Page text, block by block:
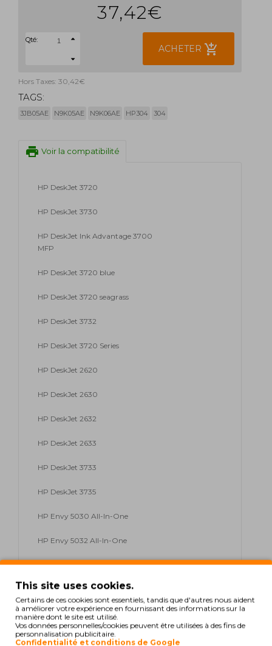
37,42€
Qté:
ACHETER add_shopping_cart
Hors Taxes: 30,42€
TAGS:
3JB05AE N9K05AE N9K06AE HP304 304
print Voir la compatibilité
HP DeskJet 3720
HP DeskJet 3730
HP DeskJet Ink Advantage 3700
MFP
HP DeskJet 3720 blue
HP DeskJet 3720 seagrass
HP DeskJet 3732
HP DeskJet 3720 Series
HP DeskJet 2620
HP DeskJet 2630
HP DeskJet 2632
HP DeskJet 2633
HP DeskJet 3733
HP DeskJet 3735
HP Envy 5030 All-ln-One
HP Envy 5032 All-ln-One
HP Envy 5020 All-ln-One
HP DeskJet 2621
HP DeskJet 2622
HP DeskJet 2623
This site uses cookies.
Certains de ces cookies sont essentiels, tandis que d'autres nous aident
à améliorer votre expérience en fournissant des informations sur la
manière dont le site est utilisé.
Vos données personnelles/cookies peuvent être utilisées à des fins de
personnalisation publicitaire.
Confidentialité et conditions de Google